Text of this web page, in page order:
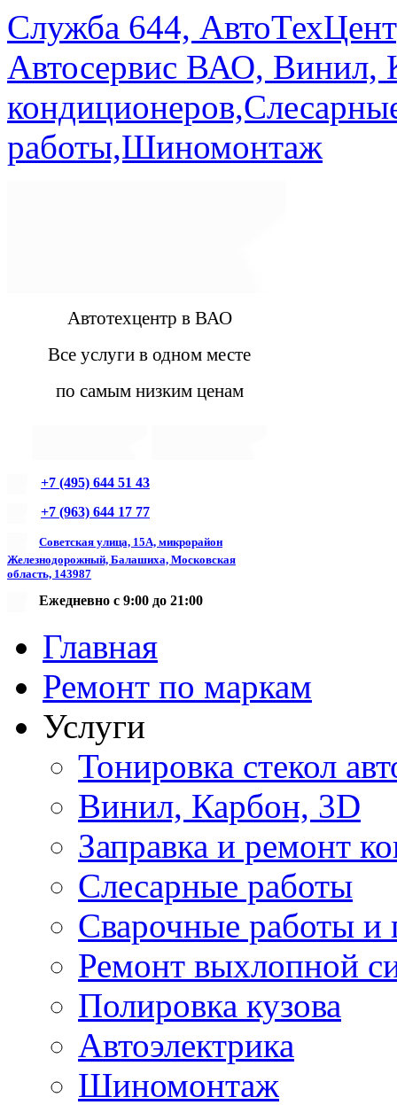
Служба 644,
Автосервис ВАО, Винил,
работы,Шиномонтаж
Автотехцентр в ВАО
Все услуги в одном месте
по самым низким ценам
+7 (495) 644 51 43
+7 (963) 644 17 77
Советская улица, 15А, микрорайон
Железнодорожный, Балашиха, Московская
область, 143987
Ежедневно с 9:00 до 21:00
Главная
Ремонт по маркам
Услуги
Тонировка стекол
Винил, Карбон, 3D
Заправка и ремонт
Слесарные работы
Сварочные работы и
Ремонт выхлопной
Полировка кузова
Автоэлектрика
Шиномонтаж